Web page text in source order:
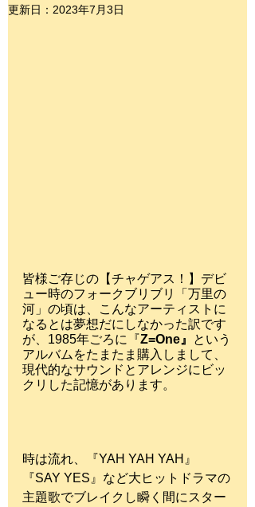
更新日： 2023年7月3日
皆様ご存じの【チャゲアス！】デビ
ュー時のフォークブリブリ「万里の
河」の頃は、こんなアーティストに
なるとは夢想だにしなかった訳です
が、1985年ごろに『Z=One』
という
アルバムをたまたま購入しまして、
現代的なサウンドとアレンジにビッ
クリした記憶があります。
時は流れ、『YAH YAH YAH』
『SAY YES』など大ヒットドラマの
主題歌でブレイクし瞬く間にスター